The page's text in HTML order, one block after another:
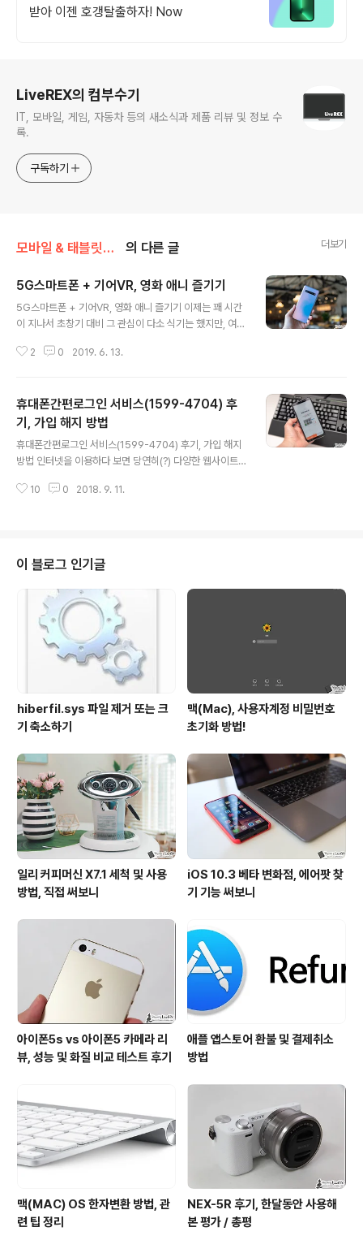
받아 이젠 호갱탈출하자! Now
LiveREX의 컴부수기
IT, 모바일, 게임, 자동차 등의 새소식과 제품 리뷰 및 정보 수
록.
구독하기
모바일 & 태블릿PC 앱/> 안드로이드 어플 의 다른 글 더보기
5G스마트폰 + 기어VR, 영화 애니 즐기기
5G스마트폰 + 기어VR, 영화 애니 즐기기 이제는 꽤 시간
이 지나서 초창기 대비 그 관심이 다소 식기는 했지만, 여전
대한 관심을 보이는 사람들이 많습니다. 예전 글에서 SKT
있는데요. 이미 다양한 콘텐츠를 즐기고 있는 분들도 많을
듯 하지만, SKT 옥수수관 5GX 를 이용해 본 경험이 있다
면.. VR과 조합으로 좀 더 다양한 그리고 색다른 경험이 가
능한 것도 잘 아시리라 생각이 되네요. 아직 잘 모르겠다 하
는 분들을 위해 본문에서는, VR을 통해 이용해 보면 좋을
법한 또 다른 즐거움을 하나 소개해 드릴까 합니다. 지난 글
2 0 2019. 6. 13.
휴대폰간편로그인 서비스(1599-4704) 후
기, 가입 해지 방법
휴대폰간편로그인 서비스(1599-4704) 후기, 가입 해지
방법 인터넷을 이용하다 보면 당연히(?) 다양한 웹사이트
지만 각각에 서로 다른 패스워드로 나름대로 보안성을 높
이유로 비번 교체를 필요로 하는데, 이때면 직전 혹은 기존
에 썼던 건 그대로 쓰지 못하게 해 점점 더 복잡한 관리를
요하곤 합니다. 이런 이유로, 오랜만에 방문하는 사이트에
서는 아이디와 패스워드를 잊어 고생을 하기도 하는데요.
이럴 때 알아두시면 좋은 서비스가 있어 소개를 해 드리려
합니다. ‘휴대폰간편로그인’입..
10 0 2018. 9. 11.
이 블로그 인기글
hiberfil.sys 파일 제거 또는 크
기 축소하기
맥(Mac), 사용자계정 비밀번호
초기화 방법!
일리 커피머신 X7.1 세척 및 사용
방법, 직접 써보니
iOS 10.3 베타 변화점, 에어팟 찾
기 기능 써보니
아이폰5s vs 아이폰5 카메라 리
뷰, 성능 및 화질 비교 테스트 후기
애플 앱스토어 환불 및 결제취소
방법
맥(MAC) OS 한자변환 방법, 관
련 팁 정리
NEX-5R 후기, 한달동안 사용해
본 평가 / 총평